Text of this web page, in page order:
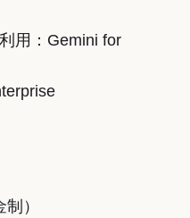
用：Gemini for
）